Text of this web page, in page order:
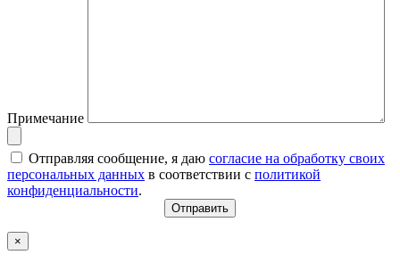
Примечание
Отправляя сообщение, я даю согласие на обработку своих
персональных данных в соответствии с политикой
конфиденциальности.
×